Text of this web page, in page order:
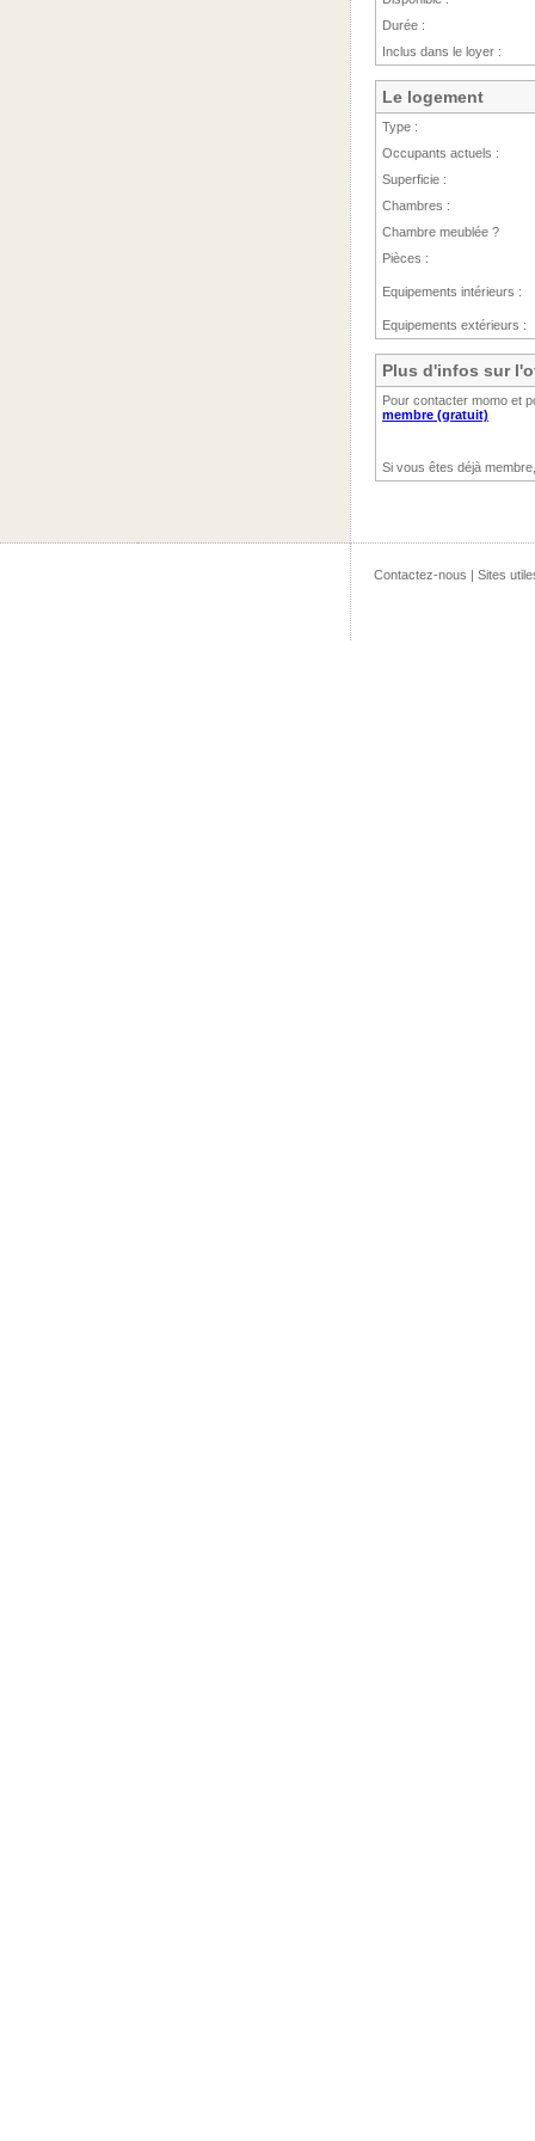
Durée :
Inclus dans le loyer :
Le logement
Type :
Occupants actuels :
Superficie :
Chambres :
Chambre meublée ?
Pièces :
Equipements intérieurs :
Equipements extérieurs :
Plus d'infos sur
Pour contacter momo et
membre (gratuit)
Si vous êtes déjà
Contactez-nous | Sites